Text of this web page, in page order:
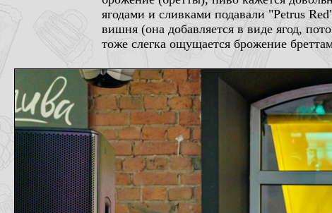
ягодами и сливками подавали "Petrus
вишня (она добавляется в виде ягод,
тоже слегка ощущается брожение